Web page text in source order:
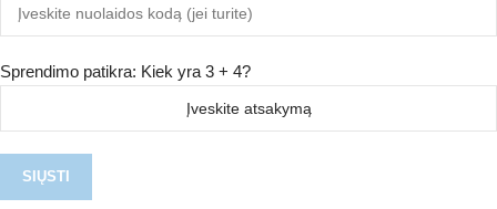
Sprendimo patikra: Kiek yra 3 + 4?